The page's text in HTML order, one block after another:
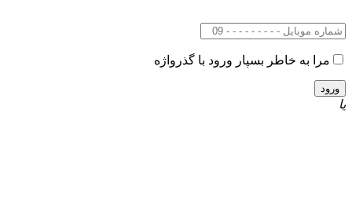
مرا به خاطر بسپار ورود با گذرواژه
یا